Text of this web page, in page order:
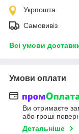
Укрпошта
Самовивіз
Всі умови
Умови оплати
Ви отримаєте
або гроші
Детальніше